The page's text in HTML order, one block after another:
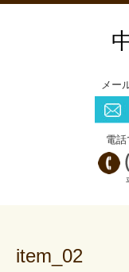
メー
電
item_02